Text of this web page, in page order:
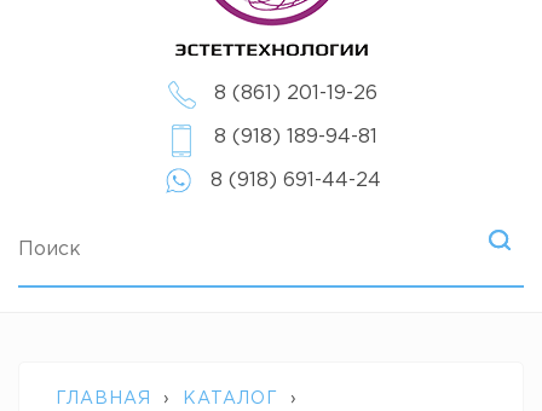
8 (861) 201-19-26
8 (918) 189-94-81
8 (918) 691-44-24
ГЛАВНАЯ › КАТАЛОГ ›